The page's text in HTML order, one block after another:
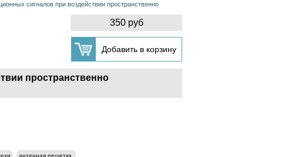
сигналов при воздействии пространственно
350 руб
пространственно
антенная решетка.